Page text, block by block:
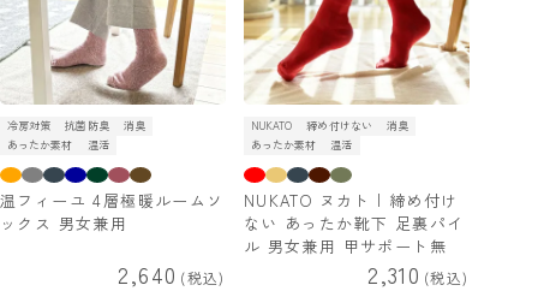
冷房対策 抗菌防臭
消臭
あったか素材
温活
温フィーユ 4層極暖ルームソ
ックス 男女兼用
2,640 税込
NUKATO 締め付けない
消臭
あったか素材
温活
NUKATO ヌカト | 締め付け
ない あったか靴下 足裏パイ
ル 男女兼用 甲サポート無
2,310 税込